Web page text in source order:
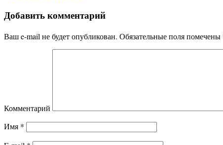
Добавить комментарий
Ваш e-mail не будет опубликован. Обязательные поля помечены
Комментарий
Имя *